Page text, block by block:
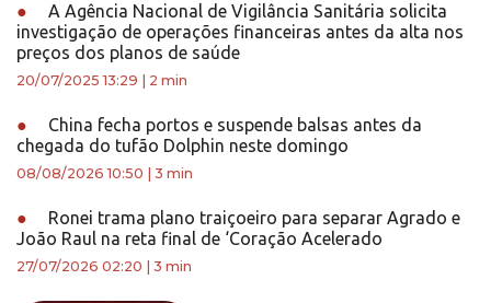
●
A Agência Nacional de Vigilância Sanitária solicita
investigação de operações financeiras antes da alta nos
preços dos planos de saúde
20/07/2025 13:29 2 min
●
China fecha portos e suspende balsas antes da
chegada do tufão Dolphin neste domingo
08/08/2026 10:50 3 min
●
Ronei trama plano traiçoeiro para separar Agrado e
João Raul na reta final de ‘Coração Acelerado
27/07/2026 02:20 3 min